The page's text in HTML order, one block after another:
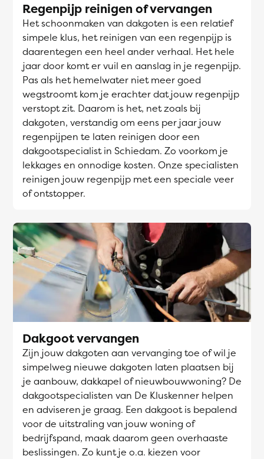
Regenpijp reinigen of vervangen
Het schoonmaken van dakgoten is een relatief
simpele klus, het reinigen van een regenpijp is
daarentegen een heel ander verhaal. Het hele
jaar door komt er vuil en aanslag in je regenpijp.
Pas als het hemelwater niet meer goed
wegstroomt kom je erachter dat jouw regenpijp
verstopt zit. Daarom is het, net zoals bij
dakgoten, verstandig om eens per jaar jouw
regenpijpen te laten reinigen door een
dakgootspecialist in Schiedam. Zo voorkom je
lekkages en onnodige kosten. Onze specialisten
reinigen jouw regenpijp met een speciale veer
of ontstopper.
Dakgoot vervangen
Zijn jouw dakgoten aan vervanging toe of wil je
simpelweg nieuwe dakgoten laten plaatsen bij
je aanbouw, dakkapel of nieuwbouwwoning? De
dakgootspecialisten van De Kluskenner helpen
en adviseren je graag. Een dakgoot is bepalend
voor de uitstraling van jouw woning of
bedrijfspand, maak daarom geen overhaaste
beslissingen. Zo kunt je o.a. kiezen voor